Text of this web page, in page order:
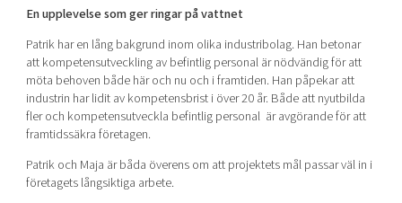
En upplevelse som ger ringar på vattnet
Patrik har en lång bakgrund inom olika industribolag. Han betonar
att kompetensutveckling av befintlig personal är nödvändig för att
möta behoven både här och nu och i framtiden. Han påpekar att
industrin har lidit av kompetensbrist i över 20 år. Både att nyutbilda
fler och kompetensutveckla befintlig personal är avgörande för att
framtidssäkra företagen.
Patrik och Maja är båda överens om att projektets mål passar väl in i
företagets långsiktiga arbete.